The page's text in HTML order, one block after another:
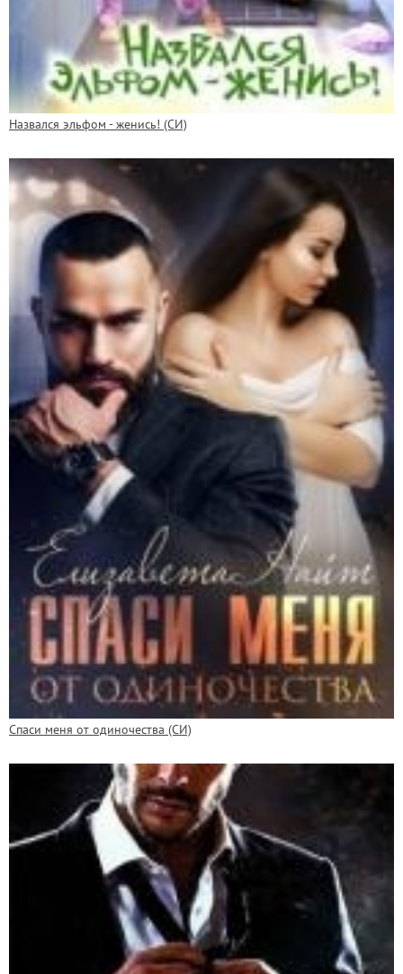
Назвался эльфом - женись! (СИ)
Спаси меня от одиночества (СИ)